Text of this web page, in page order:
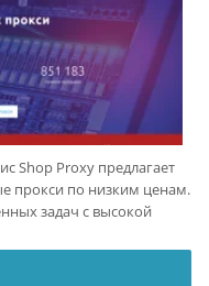
Shop Proxy предлагает
прокси по низким ценам.
задач с высокой